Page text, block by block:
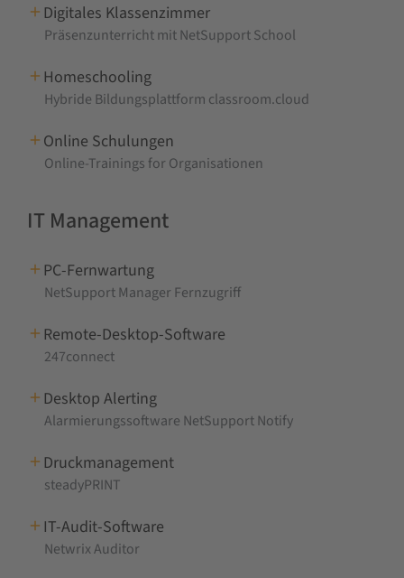
Digitales Klassenzimmer
Präsenzunterricht mit NetSupport School
Homeschooling
Hybride Bildungsplattform classroom.cloud
Online Schulungen
Online-Trainings for Organisationen
IT Management
PC-Fernwartung
NetSupport Manager Fernzugriff
Remote-Desktop-Software
247connect
Desktop Alerting
Alarmierungssoftware NetSupport Notify
Druckmanagement
steadyPRINT
IT-Audit-Software
Netwrix Auditor